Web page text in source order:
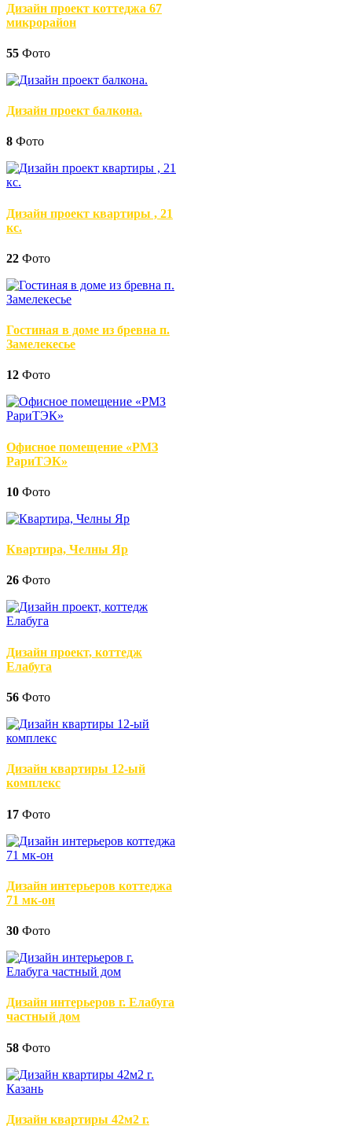
Дизайн проект коттеджа 67
микрорайон
55 Фото
Дизайн проект балкона.
8 Фото
Дизайн проект квартиры , 21
кс.
22 Фото
Гостиная в доме из бревна п.
Замелекесье
12 Фото
Офисное помещение «РМЗ
РариТЭК»
10 Фото
Квартира, Челны Яр
26 Фото
Дизайн проект, коттедж
Елабуга
56 Фото
Дизайн квартиры 12-ый
комплекс
17 Фото
Дизайн интерьеров коттеджа
71 мк-он
30 Фото
Дизайн интерьеров г. Елабуга
частный дом
58 Фото
Дизайн квартиры 42м2 г.